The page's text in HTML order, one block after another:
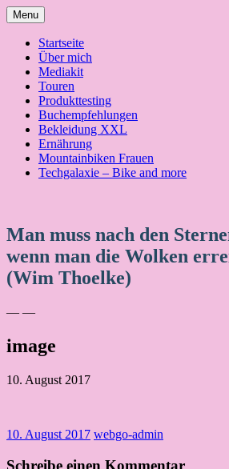
Skip
to
content
Menu
Startseite
Über mich
Mediakit
Touren
Produkttesting
Buchempfehlungen
Bekleidung XXL
Ernährung
Mountainbiken Frauen
Techgalaxie – Bike and more
Man muss nach den
wenn man die Wolken
(Wim Thoelke)
— —
image
10. August 2017
10. August 2017 webgo-admin
Schreibe einen Kommentar